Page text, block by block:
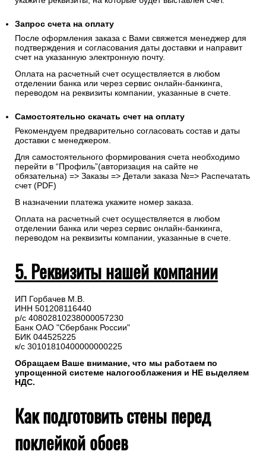
Запрос счета на оплату
После оформления заказа с Вами свяжется менеджер для
подтверждения и согласования даты доставки и направит
счет на указанную электронную почту.
Оплата на расчетный счет осуществляется в любом
отделении банка или через сервис онлайн-банкинга,
переводом на реквизиты компании, указанные в счете.
Самостоятельно скачать счет на оплату
Рекомендуем предварительно согласовать состав и даты
доставки с менеджером.
Для самостоятельного формирования счета необходимо
перейти в “Профиль”(авторизация на сайте не
обязательна) => Заказы => Детали заказа №=> Распечатать
счет (PDF)
В назначении платежа укажите номер заказа.
Оплата на расчетный счет осуществляется в любом
отделении банка или через сервис онлайн-банкинга,
переводом на реквизиты компании, указанные в счете.
5. Реквизиты нашей компании
ИП Горбачев М.В.
ИНН 501208116440
р/с 40802810238000057230
Банк ОАО "Сбербанк России"
БИК 044525225
к/с 30101810400000000225
Обращаем Ваше внимание, что мы работаем по
упрощенной системе налогооблажения и НЕ выделяем
НДС.
Как подготовить стены перед
поклейкой обоев